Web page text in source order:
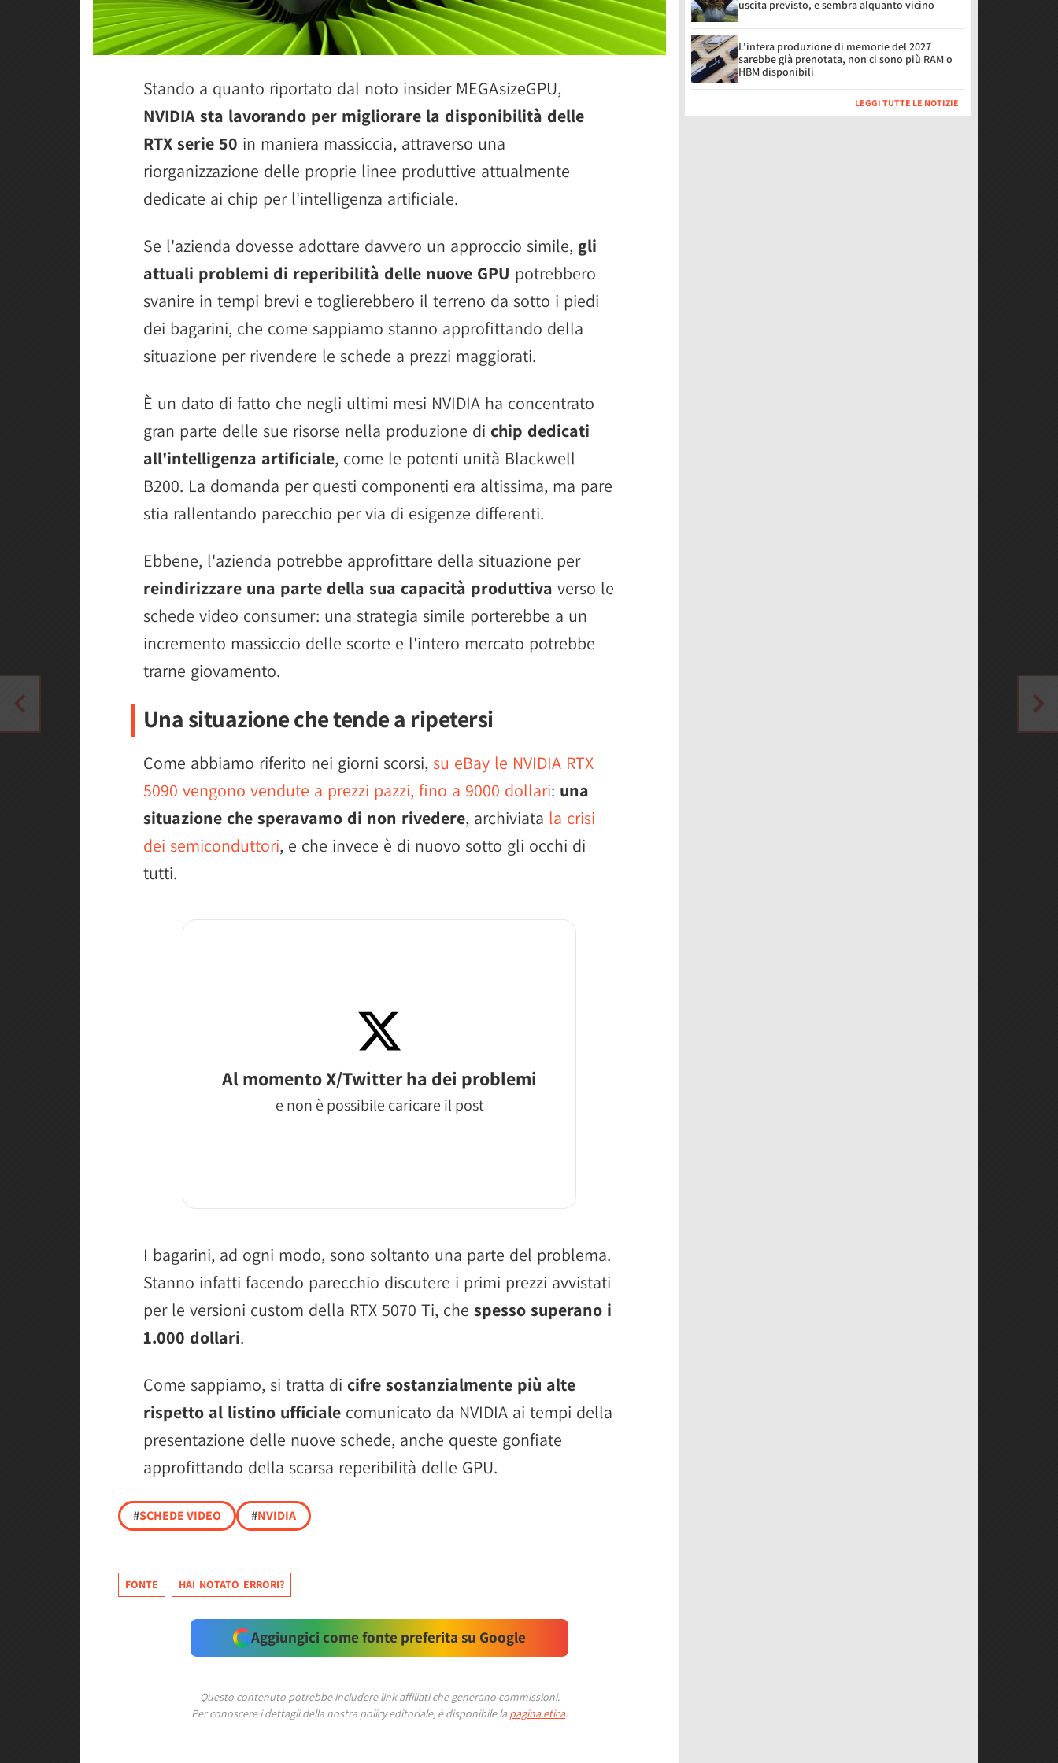
Stando a quanto riportato dal noto insider MEGAsizeGPU,
NVIDIA sta lavorando per migliorare la disponibilità delle
RTX serie 50 in maniera massiccia, attraverso una
riorganizzazione delle proprie linee produttive attualmente
dedicate ai chip per l'intelligenza artificiale.
Se l'azienda dovesse adottare davvero un approccio simile, gli
attuali problemi di reperibilità delle nuove GPU potrebbero
svanire in tempi brevi e toglierebbero il terreno da sotto i piedi
dei bagarini, che come sappiamo stanno approfittando della
situazione per rivendere le schede a prezzi maggiorati.
È un dato di fatto che negli ultimi mesi NVIDIA ha concentrato
gran parte delle sue risorse nella produzione di chip dedicati
all'intelligenza artificiale, come le potenti unità Blackwell
B200. La domanda per questi componenti era altissima, ma pare
stia rallentando parecchio per via di esigenze differenti.
Ebbene, l'azienda potrebbe approfittare della situazione per
reindirizzare una parte della sua capacità produttiva verso le
schede video consumer: una strategia simile porterebbe a un
incremento massiccio delle scorte e l'intero mercato potrebbe
trarne giovamento.
Una situazione che tende a ripetersi
Come abbiamo riferito nei giorni scorsi, su eBay le NVIDIA RTX
5090 vengono vendute a prezzi pazzi, fino a 9000 dollari: una
situazione che speravamo di non rivedere, archiviata la crisi
dei semiconduttori, e che invece è di nuovo sotto gli occhi di
tutti.
Al momento X/Twitter ha dei problemi
e non è possibile caricare il post
I bagarini, ad ogni modo, sono soltanto una parte del problema.
Stanno infatti facendo parecchio discutere i primi prezzi avvistati
per le versioni custom della RTX 5070 Ti, che spesso superano i
1.000 dollari.
Come sappiamo, si tratta di cifre sostanzialmente più alte
rispetto al listino ufficiale comunicato da NVIDIA ai tempi della
presentazione delle nuove schede, anche queste gonfiate
approfittando della scarsa reperibilità delle GPU.
#SCHEDE VIDEO #NVIDIA
FONTE HAI NOTATO ERRORI?
Aggiungici come fonte preferita su Google
Questo contenuto potrebbe includere link affiliati che generano commissioni.
Per conoscere i dettagli della nostra policy editoriale, è disponibile la pagina etica.
uscita previsto, e sembra alquanto vicino
L'intera produzione di memorie del 2027
sarebbe già prenotata, non ci sono più RAM o
HBM disponibili
LEGGI TUTTE LE NOTIZIE